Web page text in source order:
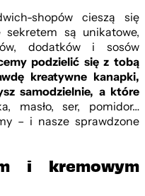
shopów cieszą się
są unikatowe,
dodatków i sosów
podzielić się z tobą
kreatywne kanapki,
samodzielnie, a które
masło, ser, pomidor…
– i nasze sprawdzone
i kremowym